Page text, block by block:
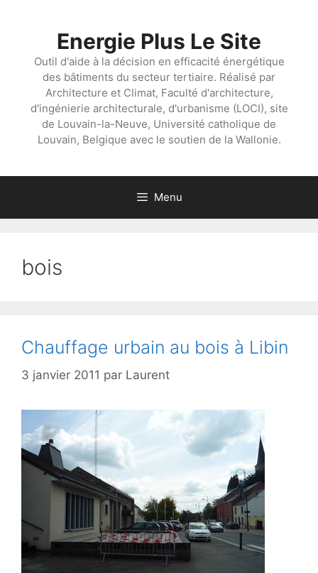
Energie Plus Le Site
Outil d'aide à la décision en efficacité énergétique
des bâtiments du secteur tertiaire. Réalisé par
Architecture et Climat, Faculté d'architecture,
d'ingénierie architecturale, d'urbanisme (LOCI), site
de Louvain-la-Neuve, Université catholique de
Louvain, Belgique avec le soutien de la Wallonie.
Menu
bois
Chauffage urbain au bois à Libin
3 janvier 2011 par Laurent